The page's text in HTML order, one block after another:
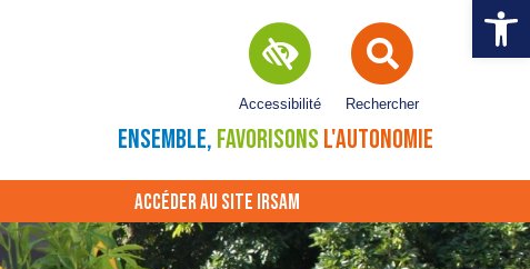
Ouvrir
Rechercher
Accessibilité
ENSEMBLE, FAVORISONS L'AUTONOMIE
ACCÉDER AU SITE IRSAM